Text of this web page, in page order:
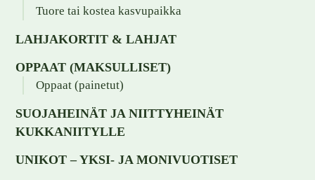
Tuore tai kostea kasvupaikka
LAHJAKORTIT & LAHJAT
OPPAAT (MAKSULLISET)
Oppaat (painetut)
SUOJAHEINÄT JA NIITTYHEINÄT
KUKKANIITYLLE
UNIKOT – YKSI- JA MONIVUOTISET